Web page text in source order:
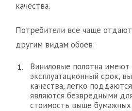
качества.
Потребители все чаще
другим видам обоев:
Виниловые полотна
эксплуатационный срок,
качества, легко
являются безвредными
стоимость выше бумажных